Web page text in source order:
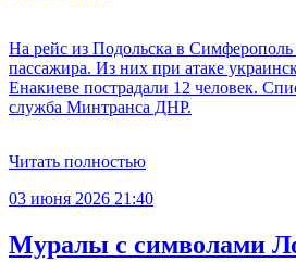
На рейс из Подольска в Симферополь
пассажира. Из них при атаке
Енакиеве пострадали 12 человек.
служба Минтранса ДНР.
Читать полностью
03 июня 2026 21:40
Муралы с символами